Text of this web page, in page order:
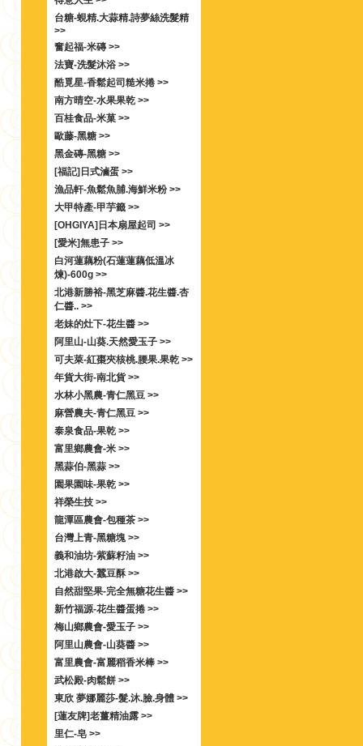
台糖-蜆精.大蒜精.詩夢絲洗髮精
>>
奮起福-米磚 >>
法寶-洗髮沐浴 >>
酷覓星-香鬆起司糙米捲 >>
南方晴空-水果果乾 >>
百桂食品-米菓 >>
歐藤-黑糖 >>
黑金磚-黑糖 >>
[福記]日式滷蛋 >>
漁品軒-魚鬆魚脯.海鮮米粉 >>
大甲特產-甲芋籤 >>
[OHGIYA]日本扇屋起司 >>
[愛米]無患子 >>
白河蓮藕粉(石蓮蓮藕低溫冰
煉)-600g >>
北港新勝裕-黑芝麻醬.花生醬.杏
仁醬.. >>
老妹的灶下-花生醬 >>
阿里山-山葵.天然愛玉子 >>
可夫萊-紅棗夾核桃.腰果.果乾 >>
年貨大街-南北貨 >>
水林小黑農-青仁黑豆 >>
麻營農夫-青仁黑豆 >>
泰泉食品-果乾 >>
富里鄉農會-米 >>
黑蒜伯-黑蒜 >>
園果園味-果乾 >>
祥榮生技 >>
龍潭區農會-包種茶 >>
台灣上青-黑糖塊 >>
義和油坊-紫蘇籽油 >>
北港啟大-蠶豆酥 >>
自然甜堅果-完全無糖花生醬 >>
新竹福源-花生醬蛋捲 >>
梅山鄉農會-愛玉子 >>
阿里山農會-山葵醬 >>
富里農會-富麗稻香米棒 >>
武松殿-肉鬆餅 >>
東欣 夢娜麗莎-髮.沐.臉.身體 >>
[蓮友牌]老薑精油露 >>
里仁-皂 >>